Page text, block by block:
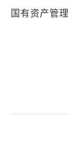
国有资产管